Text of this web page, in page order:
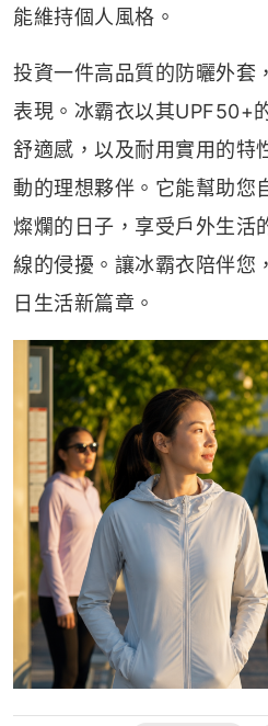
能維持個人風格。
投資一件高品質的防曬外套
表現。冰霸衣以其UPF50+
舒適感，以及耐用實用的特
動的理想夥伴。它能幫助您
燦爛的日子，享受戶外生活
線的侵擾。讓冰霸衣陪伴您
日生活新篇章。